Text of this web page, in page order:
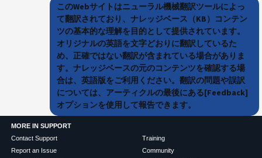
このWebサイトはニューラル機械翻訳ツールによっ
て翻訳されており、ナレッジベース（KB）コンテン
ツの基本的な理解を目的として提供されています。
オリジナルの英語を文字どおりに翻訳しているた
め、正確ではない翻訳が含まれている場合がありま
す。ナレッジベースの元のコンテンツを確認する場
合は、英語版をご利用ください。翻訳の問題や誤訳
については、アーティクルの最後にある[Feedback]
オプションを使用して報告できます。
MORE IN SUPPORT
Contact Support
Report an Issue
Training
Community